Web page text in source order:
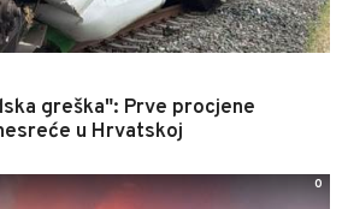
greška": Prve procjene
u Hrvatskoj
0